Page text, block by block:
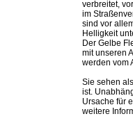
verbreitet,
im
sind vor
Helligkeit
Der Gelbe
mit unseren
werden vom
Sie sehen
ist.
Ursache für
weitere